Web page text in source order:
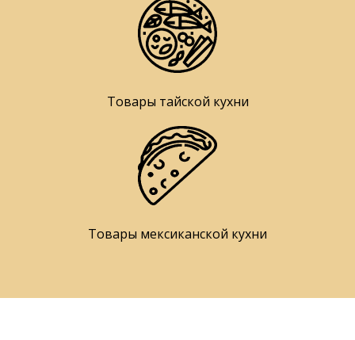
Товары тайской кухни
Товары мексиканской кухни